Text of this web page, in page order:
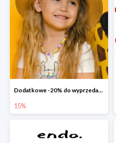
Dodatkowe -20% do wyprzedaży w Endo
15%